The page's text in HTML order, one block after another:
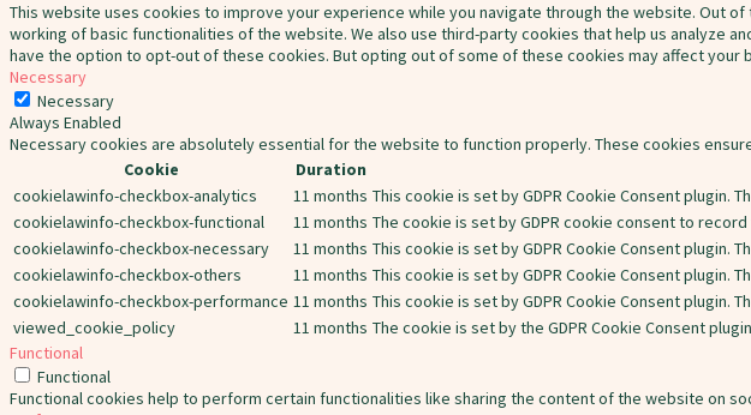
This website uses cookies to improve your experience while you navigate through the website. Out
working of basic functionalities of the website. We also use third-party cookies that help us analyze
have the option to opt-out of these cookies. But opting out of some of these cookies may affect your
Necessary
Necessary
Always Enabled
Necessary cookies are absolutely essential for the website to function properly. These cookies
Cookie
Duration
cookielawinfo-checkbox-analytics
11 months This cookie is set by GDPR Cookie Consent
cookielawinfo-checkbox-functional
11 months The cookie is set by GDPR cookie consent to
cookielawinfo-checkbox-necessary
11 months This cookie is set by GDPR Cookie Consent
cookielawinfo-checkbox-others
11 months This cookie is set by GDPR Cookie Consent
cookielawinfo-checkbox-performance 11 months This cookie is set by GDPR Cookie Consent
viewed_cookie_policy
11 months The cookie is set by the GDPR Cookie Consent
Functional
Functional
Functional cookies help to perform certain functionalities like sharing the content of the website on